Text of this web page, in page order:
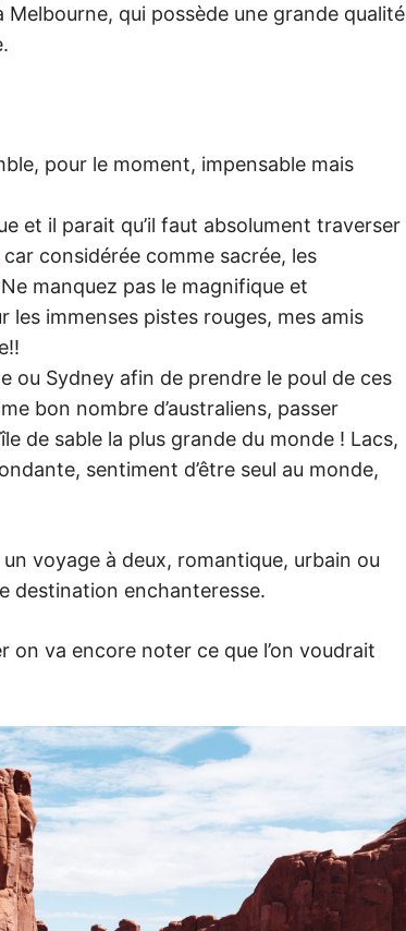
Melbourne, qui possède une grande qualité
pour le moment, impensable mais
et il parait qu’il faut absolument traverser
car considérée comme sacrée, les
manquez pas le magnifique et
les immenses pistes rouges, mes amis
ou Sydney afin de prendre le poul de ces
bon nombre d’australiens, passer
de sable la plus grande du monde ! Lacs,
sentiment d’être seul au monde,
voyage à deux, romantique, urbain ou
destination enchanteresse.
on va encore noter ce que l’on voudrait